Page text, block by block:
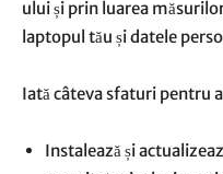
ului și prin luarea
laptopul tău și datele
Iată câteva sfaturi pentru
Instalează și